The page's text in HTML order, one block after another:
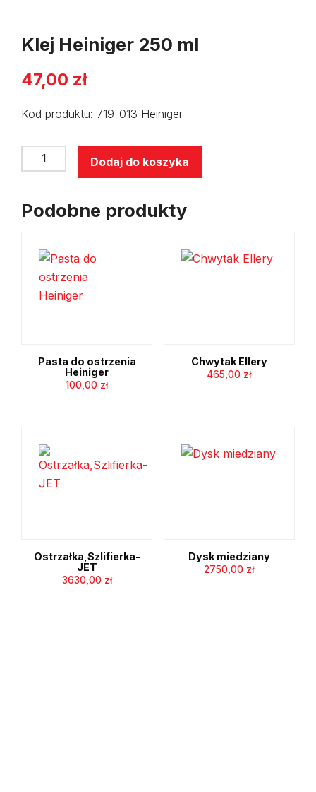
Klej Heiniger 250 ml
47,00 zł
Kod produktu: 719-013 Heiniger
ilość
Klej
250
Dodaj do koszyka
Podobne produkty
Pasta do ostrzenia
Heiniger
100,00 zł
Chwytak Ellery
465,00 zł
Ostrzałka,Szlifierka-
JET
3630,00 zł
Dysk miedziany
2750,00 zł